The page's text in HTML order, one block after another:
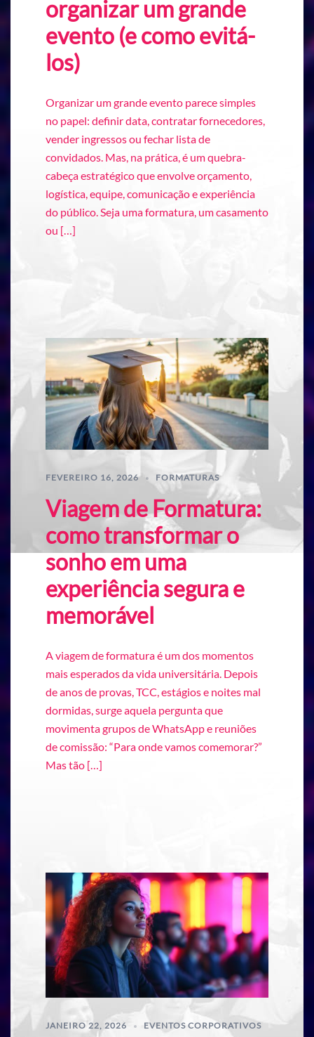
organizar um grande
evento (e como evitá-
los)
Organizar um grande evento parece simples
no papel: definir data, contratar fornecedores,
vender ingressos ou fechar lista de
convidados. Mas, na prática, é um quebra-
cabeça estratégico que envolve orçamento,
logística, equipe, comunicação e experiência
do público. Seja uma formatura, um casamento
ou […]
FEVEREIRO 16, 2026 FORMATURAS
Viagem de Formatura:
como transformar o
sonho em uma
experiência segura e
memorável
A viagem de formatura é um dos momentos
mais esperados da vida universitária. Depois
de anos de provas, TCC, estágios e noites mal
dormidas, surge aquela pergunta que
movimenta grupos de WhatsApp e reuniões
de comissão: “Para onde vamos comemorar?”
Mas tão […]
JANEIRO 22, 2026 EVENTOS CORPORATIVOS